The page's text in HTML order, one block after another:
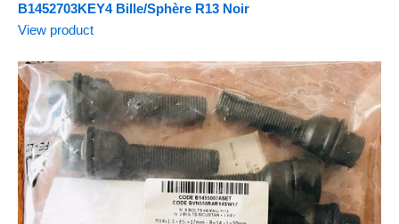
B1452703KEY4 Bille/Sphère R13 Noir
View product